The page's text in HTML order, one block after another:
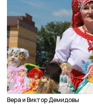
Вера и Виктор Демидовы